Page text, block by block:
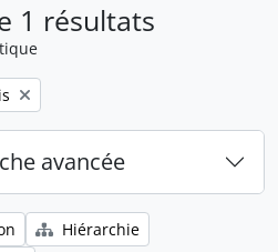
1 résultats
filter:
avancée
Hiérarchie